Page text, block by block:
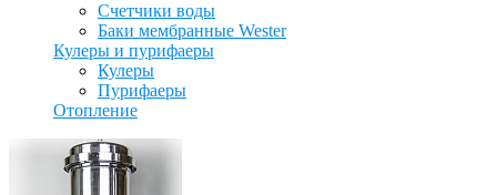
Счетчики воды
Баки мембранные Wester
Кулеры и пурифаеры
Кулеры
Пурифаеры
Отопление